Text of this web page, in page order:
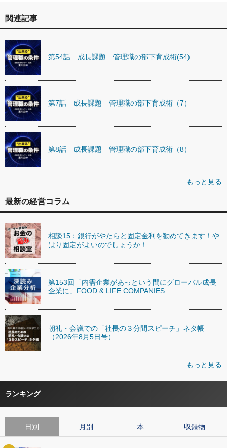
関連記事
第54話 成長課題 管理職の部下育成術(54)
第7話 成長課題 管理職の部下育成術（7）
第8話 成長課題 管理職の部下育成術（8）
もっと見る
最新の経営コラム
相談15：銀行がやたらと固定金利を勧めてきます！や
はり固定がよいのでしょうか！
第153回「内需企業があっという間にグローバル成長
企業に」FOOD & LIFE COMPANIES
朝礼・会議での「社長の３分間スピーチ」ネタ帳
（2026年8月5日号）
もっと見る
ランキング
日別 月別 本 収録物